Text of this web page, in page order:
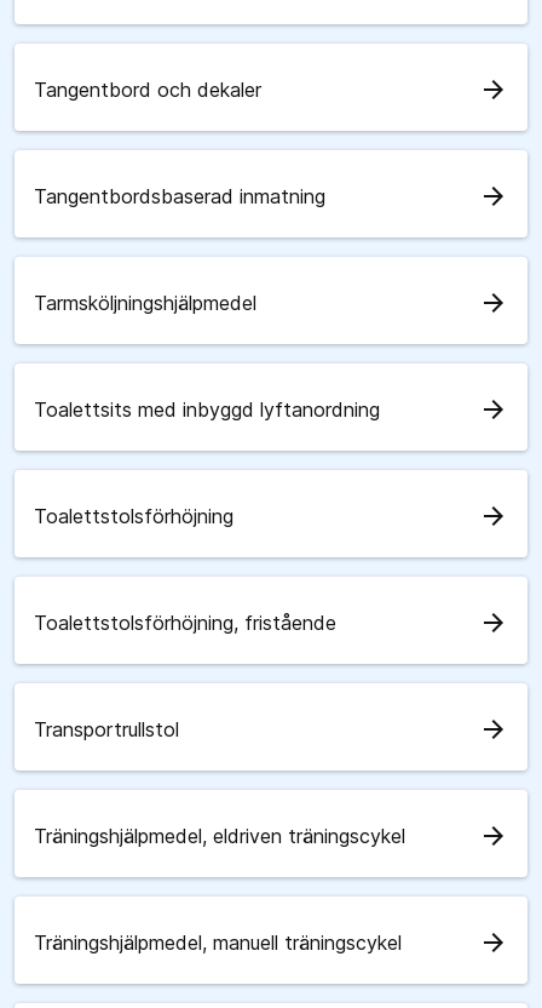
Tangentbord och dekaler arrow_forward
Tangentbordsbaserad inmatning arrow_forward
Tarmsköljningshjälpmedel arrow_forward
Toalettsits med inbyggd lyftanordning arrow_forward
Toalettstolsförhöjning arrow_forward
Toalettstolsförhöjning, fristående arrow_forward
Transportrullstol arrow_forward
Träningshjälpmedel, eldriven träningscykel arrow_forward
Träningshjälpmedel, manuell träningscykel arrow_forward